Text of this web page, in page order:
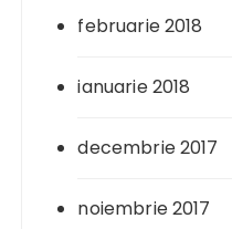
februarie 2018
ianuarie 2018
decembrie 2017
noiembrie 2017